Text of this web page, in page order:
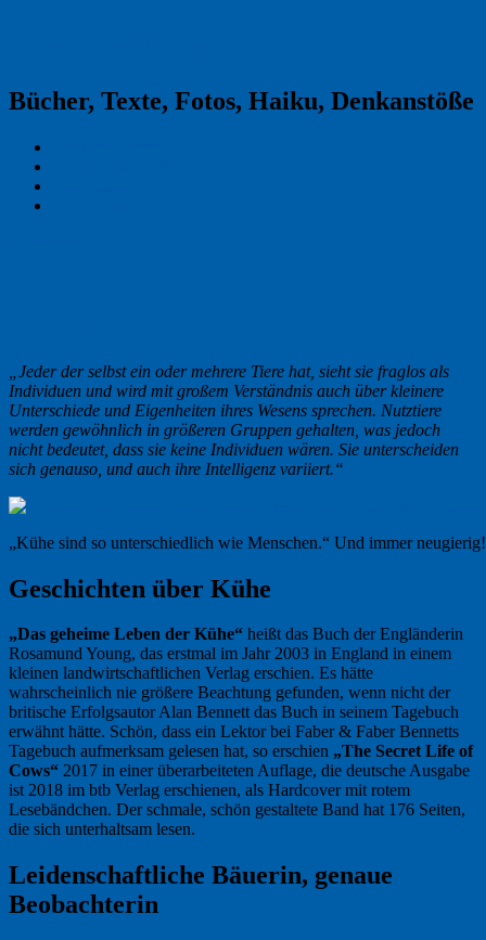
Bücher, Texte, Fotos, Haiku, Denkanstöße
„Jeder der selbst ein oder mehrere Tiere hat, sieht sie fraglos als
Individuen und wird mit großem Verständnis auch über kleinere
Unterschiede und Eigenheiten ihres Wesens sprechen. Nutztiere
werden gewöhnlich in größeren Gruppen gehalten, was jedoch
nicht bedeutet, dass sie keine Individuen wären. Sie unterscheiden
sich genauso, und auch ihre Intelligenz variiert.“
„Kühe sind so unterschiedlich wie Menschen.“ Und immer neugierig!
Geschichten über Kühe
„Das geheime Leben der Kühe“ heißt das Buch der Engländerin
Rosamund Young, das erstmal im Jahr 2003 in England in einem
kleinen landwirtschaftlichen Verlag erschien. Es hätte
wahrscheinlich nie größere Beachtung gefunden, wenn nicht der
britische Erfolgsautor Alan Bennett das Buch in seinem Tagebuch
erwähnt hätte. Schön, dass ein Lektor bei Faber & Faber Bennetts
Tagebuch aufmerksam gelesen hat, so erschien „The Secret Life of
Cows“ 2017 in einer überarbeiteten Auflage, die deutsche Ausgabe
ist 2018 im btb Verlag erschienen, als Hardcover mit rotem
Lesebändchen. Der schmale, schön gestaltete Band hat 176 Seiten,
die sich unterhaltsam lesen.
Leidenschaftliche Bäuerin, genaue
Beobachterin